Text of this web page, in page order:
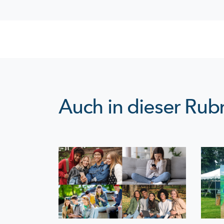
Auch in dieser